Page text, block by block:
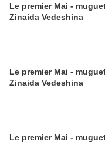
Le premier Mai -
Zinaida Vedeshina
Le premier Mai -
Zinaida Vedeshina
Le premier Mai -